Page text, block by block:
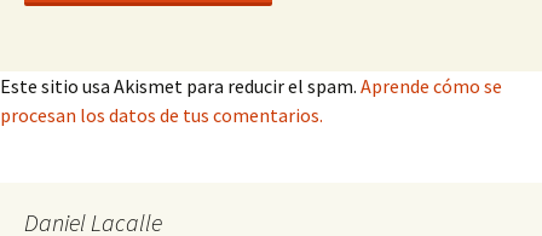
Este sitio usa Akismet para reducir el spam. Aprende cómo se
procesan los datos de tus comentarios.
Daniel Lacalle